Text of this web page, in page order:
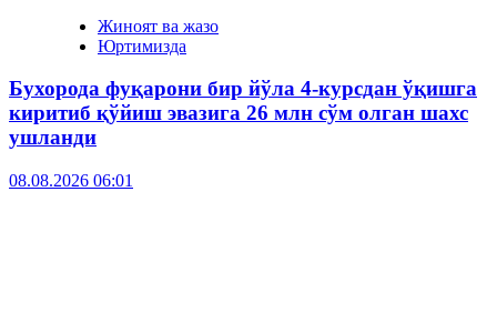
Жиноят ва жазо
Юртимизда
Бухорода фуқарони бир йўла 4-курсдан ўқишга
киритиб қўйиш эвазига 26 млн сўм олган шахс
ушланди
08.08.2026 06:01